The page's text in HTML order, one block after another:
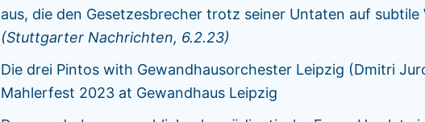
aus, die den Gesetzesbrecher trotz seiner Untaten auf
(Stuttgarter Nachrichten, 6.2.23)
Die drei Pintos with Gewandhausorchester Leipzig (Dmitri
Mahlerfest 2023 at Gewandhaus Leipzig